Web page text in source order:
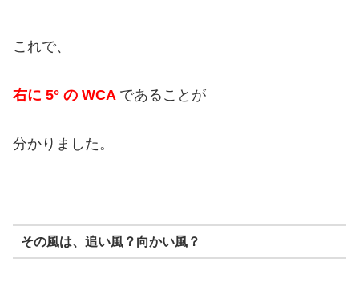
これで、
右に 5° の WCA であることが
分かりました。
その風は、追い風？向かい風？